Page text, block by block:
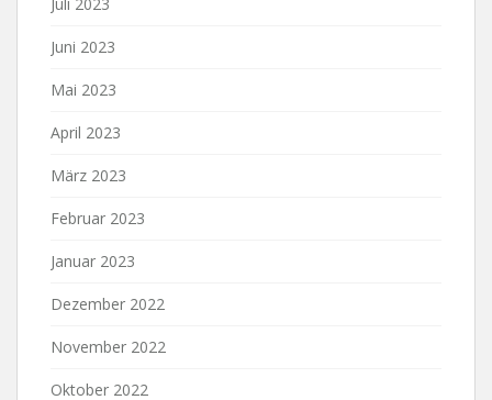
Juni 2023
Mai 2023
April 2023
März 2023
Februar 2023
Januar 2023
Dezember 2022
November 2022
Oktober 2022